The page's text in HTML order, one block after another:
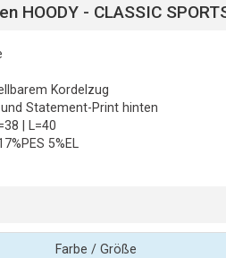
HOODY - CLASSIC
Kordelzug
Statement-Print hinten
| L=40
5%EL
Farbe / Größe